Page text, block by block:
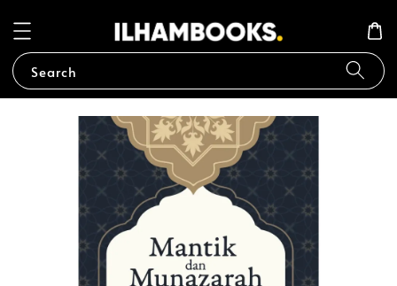
Search